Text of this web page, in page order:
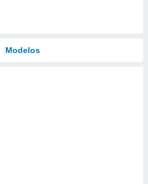
Modelos